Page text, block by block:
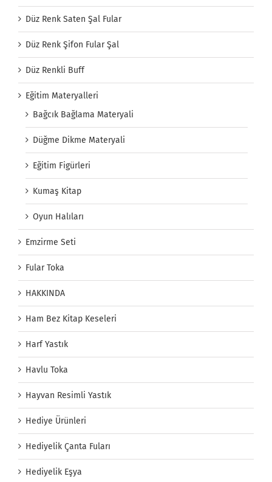
Düz Renk Saten Şal Fular
Düz Renk Şifon Fular Şal
Düz Renkli Buff
Eğitim Materyalleri
Bağcık Bağlama Materyali
Düğme Dikme Materyali
Eğitim Figürleri
Kumaş Kitap
Oyun Halıları
Emzirme Seti
Fular Toka
HAKKINDA
Ham Bez Kitap Keseleri
Harf Yastık
Havlu Toka
Hayvan Resimli Yastık
Hediye Ürünleri
Hediyelik Çanta Fuları
Hediyelik Eşya